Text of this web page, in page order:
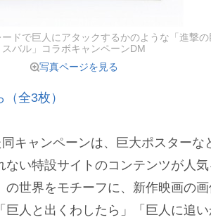
ドで巨人にアタックするかのような「進撃の
スバル」コラボキャンペーンDM
写真ページを見る
全3枚）
キャンペーンは、巨大ポスターな
い特設サイトのコンテンツが人気
世界をモチーフに、新作映画の
人と出くわしたら」「巨人に追い